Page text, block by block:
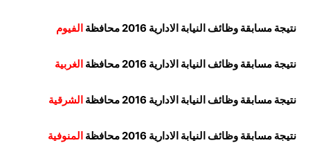
نتيجة مسابقة وظائف النيابة الادارية 2016 محافظة الفيوم
نتيجة مسابقة وظائف النيابة الادارية 2016 محافظة الغربية
نتيجة مسابقة وظائف النيابة الادارية 2016 محافظة الشرقية
نتيجة مسابقة وظائف النيابة الادارية 2016 محافظة المنوفية